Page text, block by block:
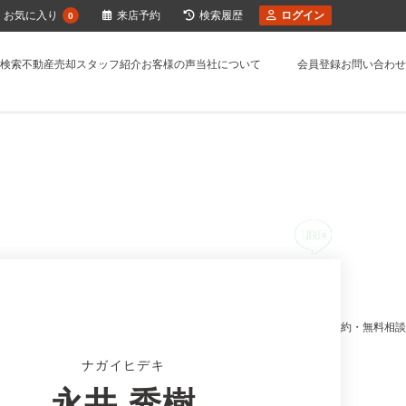
索不動産売却スタッフ紹介お客様の声当社について 会員登録お問い合わせ
来店予約・無料相談
ナガイヒデキ
お気に入り 0 来店予約 検索履歴 ログイン